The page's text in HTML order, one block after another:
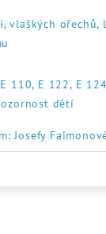
vlaškých ořechů,
110, E 122, E
dětí
Josefy